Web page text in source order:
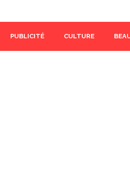
PUBLICITÉ CULTURE